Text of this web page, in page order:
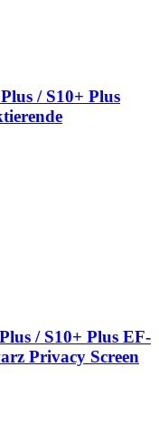
/ S10+ Plus
/ S10+ Plus EF-
Privacy Screen